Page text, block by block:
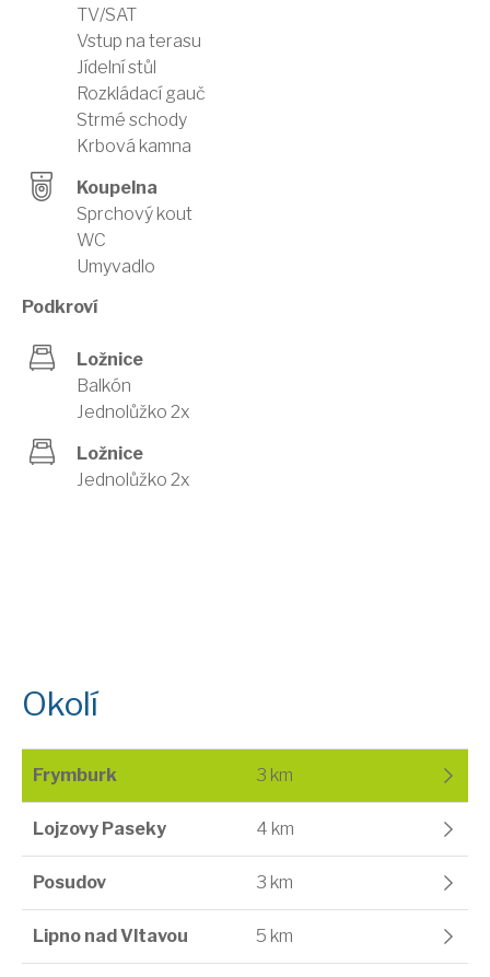
TV/SAT
Vstup na terasu
Jídelní stůl
Rozkládací gauč
Strmé schody
Krbová kamna
Koupelna
Sprchový kout
WC
Umyvadlo
Podkroví
Ložnice
Balkón
Jednolůžko 2x
Ložnice
Jednolůžko 2x
Okolí
Frymburk 3 km
Lojzovy Paseky 4 km
Posudov 3 km
Lipno nad Vltavou 5 km